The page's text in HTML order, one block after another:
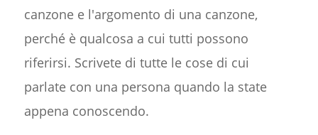
canzone e l'argomento di una canzone,
perché è qualcosa a cui tutti possono
riferirsi. Scrivete di tutte le cose di cui
parlate con una persona quando la state
appena conoscendo.